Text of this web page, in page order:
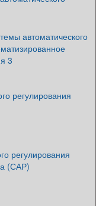
автоматического
3
регулирования
регулирования
(САР)